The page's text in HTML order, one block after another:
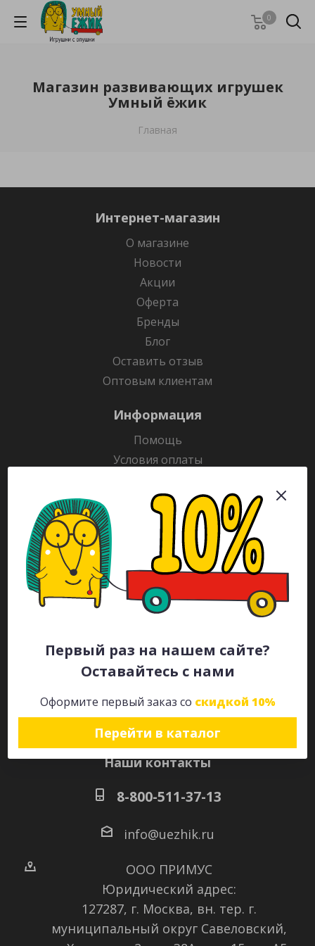
Первый раз на нашем сайте?
Оставайтесь с нами
Оформите первый заказ со скидкой 10%
Перейти в каталог
0
Магазин развивающих игрушек
Умный ёжик
Главная
Интернет-магазин
О магазине
Новости
Акции
Оферта
Бренды
Блог
Оставить отзыв
Оптовым клиентам
Информация
Помощь
Условия оплаты
Гарантия на товар
Раскраски
Рекламодателям
Каталог
Будьте всегда в курсе!
Наши контакты
8-800-511-37-13
info@uezhik.ru
ООО ПРИМУС
Юридический адрес:
127287, г. Москва, вн. тер. г.
муниципальный округ Савеловский,